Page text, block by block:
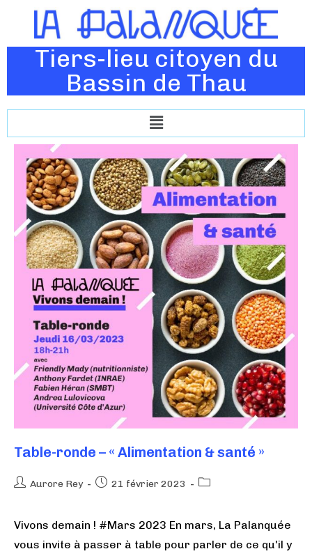
Tiers-lieu citoyen du
Bassin de Thau
Table-ronde – « Alimentation & santé »
Aurore Rey 21 février 2023
Vivons demain ! #Mars 2023 En mars, La Palanquée
vous invite à passer à table pour parler de ce qu'il y